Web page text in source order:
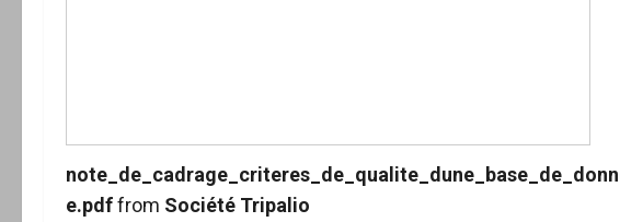
e.pdffrom Société Tripalio